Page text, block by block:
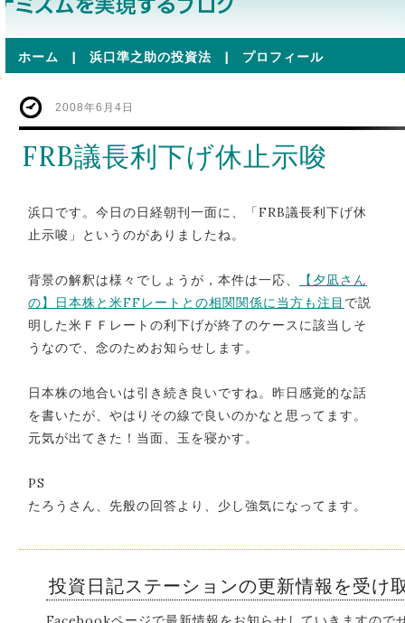
ホーム | 浜口準之助の投資法 | プロフィール
2008年6月4日
FRB議長利下げ休止示唆
浜口です。今日の日経朝刊一面に、「FRB議長利下げ休
止示唆」というのがありましたね。
背景の解釈は様々でしょうが，本件は一応、
【夕凪さん
の】日本株と米FFレートとの相関関係に当方も注目 で説
明した米ＦＦレートの利下げが終了のケースに該当しそ
うなので、念のためお知らせします。
日本株の地合いは引き続き良いですね。昨日感覚的な話
を書いたが、やはりその線で良いのかなと思ってます。
元気が出てきた！当面、玉を寝かす。
PS
たろうさん、先般の回答より、少し強気になってます。
投資日記ステーションの更新情報を受け